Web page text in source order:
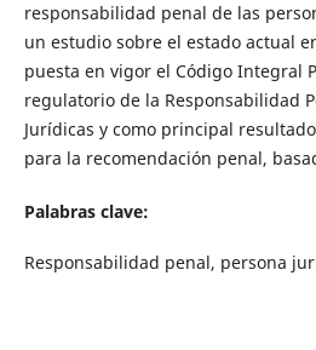
responsabilidad penal de las
un estudio sobre el estado actual
puesta en vigor el Código Integral
regulatorio de la Responsabilidad
Jurídicas y como principal
para la recomendación penal,
Palabras clave:
Responsabilidad penal, persona